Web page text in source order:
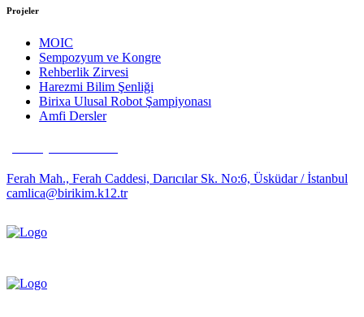
Projeler
MOIC
Sempozyum ve Kongre
Rehberlik Zirvesi
Harezmi Bilim Şenliği
Birixa Ulusal Robot Şampiyonası
Amfi Dersler
Ferah Mah., Ferah Caddesi, Darıcılar Sk. No:6, Üsküdar / İstanbul
camlica@birikim.k12.tr